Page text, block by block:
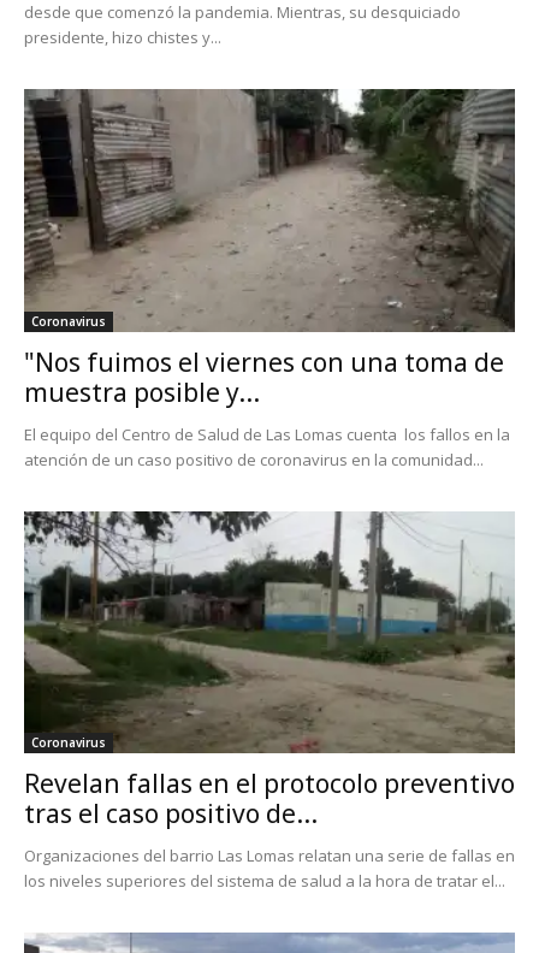
desde que comenzó la pandemia. Mientras, su desquiciado
presidente, hizo chistes y...
Coronavirus
"Nos fuimos el viernes con una toma de
muestra posible y...
El equipo del Centro de Salud de Las Lomas cuenta los fallos en la
atención de un caso positivo de coronavirus en la comunidad...
Coronavirus
Revelan fallas en el protocolo preventivo
tras el caso positivo de...
Organizaciones del barrio Las Lomas relatan una serie de fallas en
los niveles superiores del sistema de salud a la hora de tratar el...